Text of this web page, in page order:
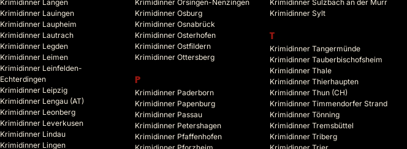
Krimidinner Langen
Krimidinner Lauingen
Krimidinner Laupheim
Krimidinner Lautrach
Krimidinner Legden
Krimidinner Leimen
Krimidinner Leinfelden-
Echterdingen
Krimidinner Leipzig
Krimidinner Lengau (AT)
Krimidinner Leonberg
Krimidinner Leverkusen
Krimidinner Lindau
Krimidinner Lingen
Krimidinner Orsingen-Nenzingen
Krimidinner Osburg
Krimidinner Osnabrück
Krimidinner Osterhofen
Krimidinner Ostfildern
Krimidinner Ottersberg
P
Krimidinner Paderborn
Krimidinner Papenburg
Krimidinner Passau
Krimidinner Petershagen
Krimidinner Pfaffenhofen
Krimidinner Sulzbach an der Murr
Krimidinner Sylt
T
Krimidinner Tangermünde
Krimidinner Tauberbischofsheim
Krimidinner Thale
Krimidinner Thierhaupten
Krimidinner Thun (CH)
Krimidinner Timmendorfer Strand
Krimidinner Tönning
Krimidinner Tremsbüttel
Krimidinner Triberg